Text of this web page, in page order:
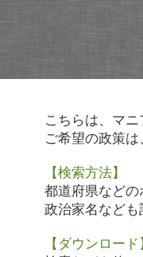
こちらは、マニ
ご希望の政策
【検索方法】
都道府県などの
政治家名なども
【ダウンロード